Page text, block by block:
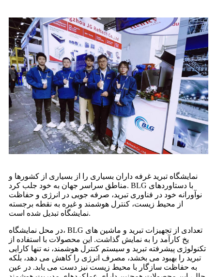
نمایشگاه تبرید غرفه داران بسیاری را از بسیاری از کشورها و
مناطق سراسر جهان به خود جلب کرد. BLG با دستاوردهای
نوآورانه خود در فناوری تبرید، صرفه جویی در انرژی و حفاظت
از محیط زیست، کنترل هوشمند و غیره به نقطه برجسته
نمایشگاه تبدیل شده است.
در محل نمایشگاه، BLG تعدادی از تجهیزات تبرید و ماشین های
یخ کارآمد را به نمایش گذاشت. این محصولات با استفاده از
تکنولوژی پیشرفته تبرید و سیستم کنترل هوشمند، نه تنها کارایی
تبرید را بهبود می بخشد، مصرف انرژی را کاهش می دهد، بلکه
به حفاظت سازگار با محیط زیست نیز دست می یابد. در عین